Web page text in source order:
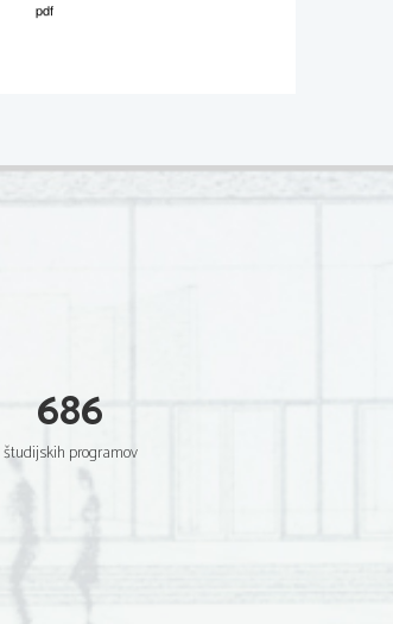
686
študijskih programov